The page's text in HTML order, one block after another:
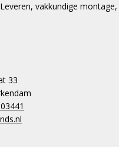
vakkundige montage,
33